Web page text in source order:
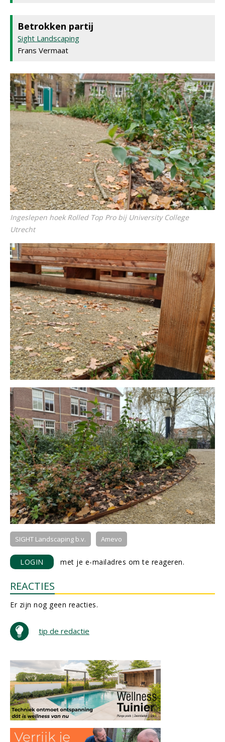
Betrokken partij
Sight Landscaping
Frans Vermaat
Ingeslepen hoek Rolled Top Pro bij University College
Utrecht
SIGHT Landscaping b.v. Amevo
LOGIN met je e-mailadres om te reageren.
REACTIES
Er zijn nog geen reacties.
tip de redactie